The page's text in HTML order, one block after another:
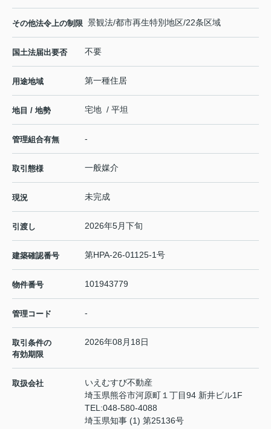
その他法令上の制限 景観法/都市再生特別地区/22条区域
国土法届出要否 不要
用途地域 第一種住居
地目 / 地勢 宅地 / 平坦
管理組合有無 -
取引態様 一般媒介
現況 未完成
引渡し 2026年5月下旬
建築確認番号 第HPA-26-01125-1号
物件番号 101943779
管理コード -
取引条件の
有効期限
2026年08月18日
取扱会社
いえむすび不動産
埼玉県熊谷市河原町１丁目94 新井ビル1F
TEL:048-580-4088
埼玉県知事 (1) 第25136号